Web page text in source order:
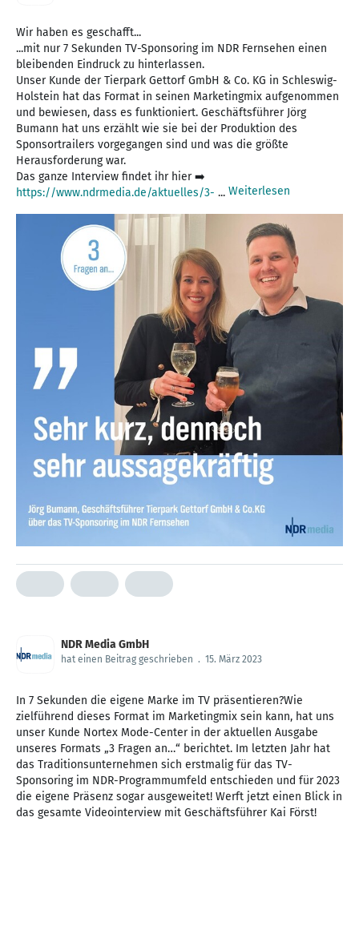
Wir haben es geschafft...
...mit nur 7 Sekunden TV-Sponsoring im NDR Fernsehen einen
bleibenden Eindruck zu hinterlassen.
Unser Kunde der Tierpark Gettorf GmbH & Co. KG in Schleswig-
Holstein hat das Format in seinen Marketingmix aufgenommen
und bewiesen, dass es funktioniert. Geschäftsführer Jörg
Bumann hat uns erzählt wie sie bei der Produktion des
Sponsortrailers vorgegangen sind und was die größte
Herausforderung war.
Das ganze Interview findet ihr hier ➡️
https://www.ndrmedia.de/aktuelles/3- ... Weiterlesen
NDR Media GmbH
hat einen Beitrag geschrieben . 15. März 2023
In 7 Sekunden die eigene Marke im TV präsentieren?Wie
zielführend dieses Format im Marketingmix sein kann, hat uns
unser Kunde Nortex Mode-Center in der aktuellen Ausgabe
unseres Formats „3 Fragen an…“ berichtet. Im letzten Jahr hat
das Traditionsunternehmen sich erstmalig für das TV-
Sponsoring im NDR-Programmumfeld entschieden und für 2023
die eigene Präsenz sogar ausgeweitet! Werft jetzt einen Blick in
das gesamte Videointerview mit Geschäftsführer Kai Först!